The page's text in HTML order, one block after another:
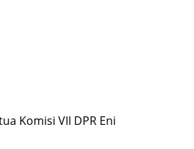
Komisi VII DPR Eni